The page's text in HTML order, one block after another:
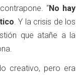
“No hay
. Y la crisis de los
que atañe a la
creativo, pero era